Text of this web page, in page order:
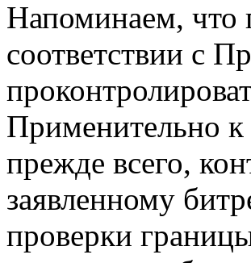
Напоминаем, что
соответствии с
Применительно к
прежде всего,
заявленному
проверки